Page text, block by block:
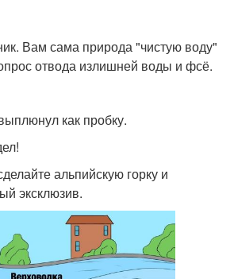
Вам сама природа "чистую воду"
отвода излишней воды и фсё.
как пробку.
альпийскую горку и
эксклюзив.